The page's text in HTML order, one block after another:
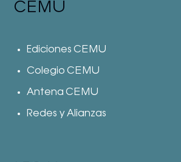
CEMU
Ediciones CEMU
Colegio CEMU
Antena CEMU
Redes y Alianzas